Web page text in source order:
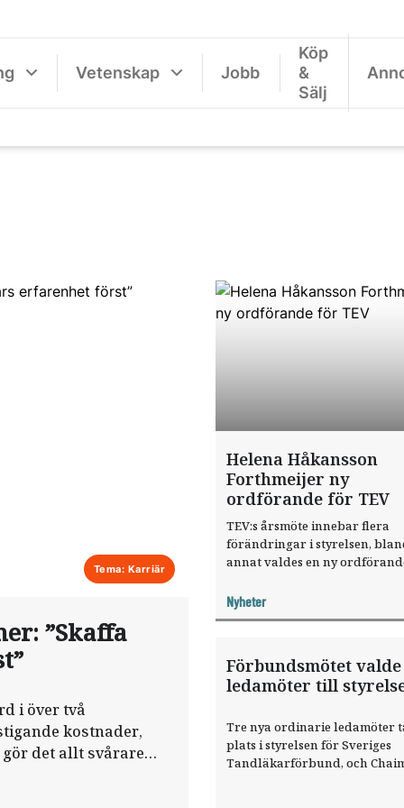
Vetenskap Jobb
Köp
&
Sälj
Tema: Karriär
”Skaffa
i över två
kostnader,
det allt svårare
Helena Håkansson
Forthmeijer ny
ordförande för TEV
TEV:s årsmöte innebar flera
förändringar i styrelsen,
annat valdes en ny
Nyheter
Förbundsmötet
ledamöter till
Tre nya ordinarie ledamöter
plats i styrelsen för Sveriges
Tandläkarförbund, och